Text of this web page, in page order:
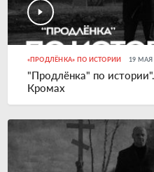
«ПРОДЛЁНКА» ПО ИСТОРИИ 19 МАЯ
"Продлёнка" по
Кромах